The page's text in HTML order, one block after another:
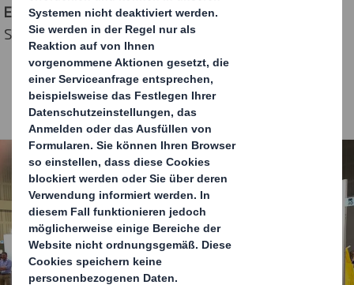
E-Commerce-Verpackungslösungen"
Smith auf seinem Messestand seine große Expertise.